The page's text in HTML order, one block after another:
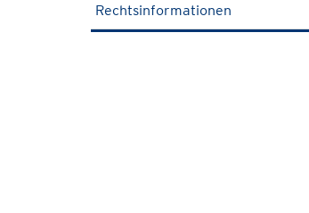
Rechtsinformationen